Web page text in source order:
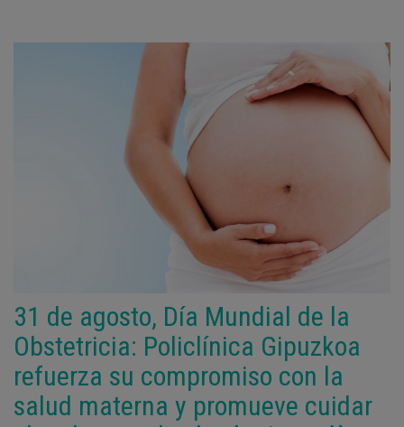
31 de agosto, Día Mundial de la
Obstetricia: Policlínica Gipuzkoa
refuerza su compromiso con la
salud materna y promueve cuidar